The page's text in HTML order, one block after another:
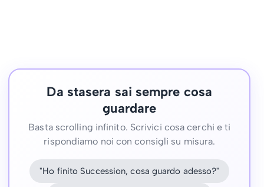
Da stasera sai sempre cosa
guardare
Basta scrolling infinito. Scrivici cosa cerchi e ti
rispondiamo noi con consigli su misura.
"Ho finito Succession, cosa guardo adesso?"